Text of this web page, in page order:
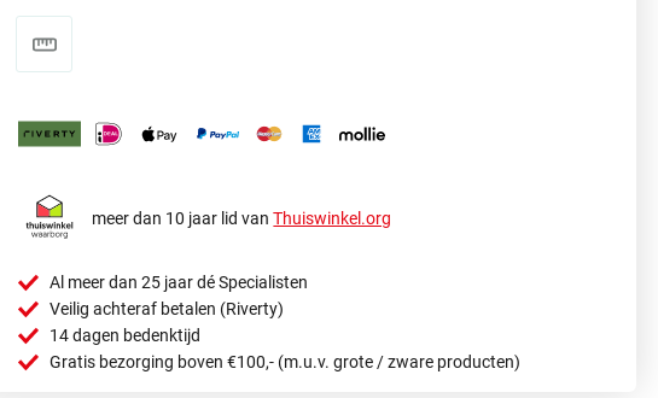
meer dan 10 jaar lid vanThuiswinkel.org
Al meer dan 25 jaar dé Specialisten
Veilig achteraf betalen (Riverty)
14 dagen bedenktijd
Gratis bezorging boven €100,- (m.u.v. grote / zware producten)